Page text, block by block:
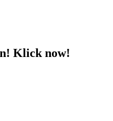
Klick now!